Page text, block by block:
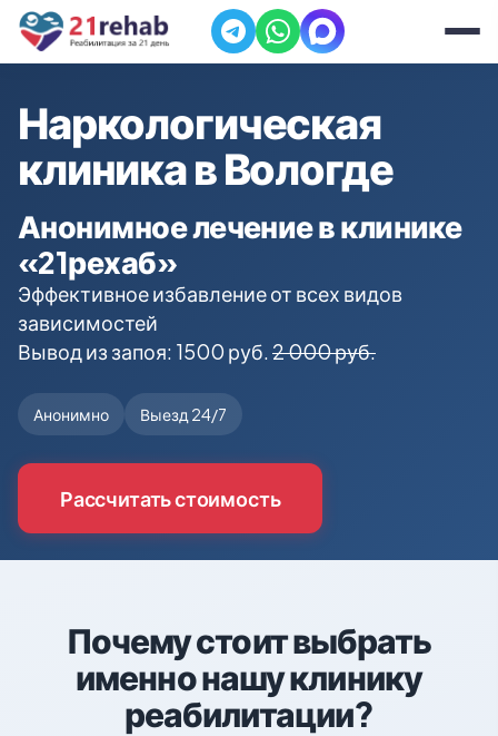
Наркологическая
клиника в Вологде
Анонимное лечение в клинике
«21рехаб»
Эффективное избавление от всех видов
зависимостей
Вывод из запоя: 1500 руб.2 000 руб.
Анонимно Выезд 24/7
Рассчитать стоимость
Почему стоит выбрать
именно нашу клинику
реабилитации?